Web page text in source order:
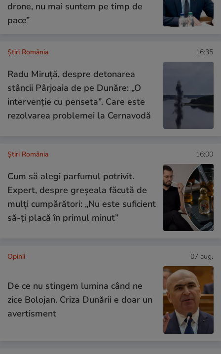
drone, nu mai suntem pe timp de
pace”
Știri România 16:35
Radu Miruță, despre detonarea
stâncii Pârjoaia de pe Dunăre: „O
intervenție cu penseta”. Care este
rezolvarea problemei la Cernavodă
Știri România 16:00
Cum să alegi parfumul potrivit.
Expert, despre greșeala făcută de
mulți cumpărători: „Nu este suficient
să-ți placă în primul minut”
Opinii 07 aug.
De ce nu stingem lumina când ne
zice Bolojan. Criza Dunării e doar un
avertisment